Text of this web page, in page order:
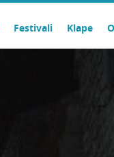
Festivali Klape